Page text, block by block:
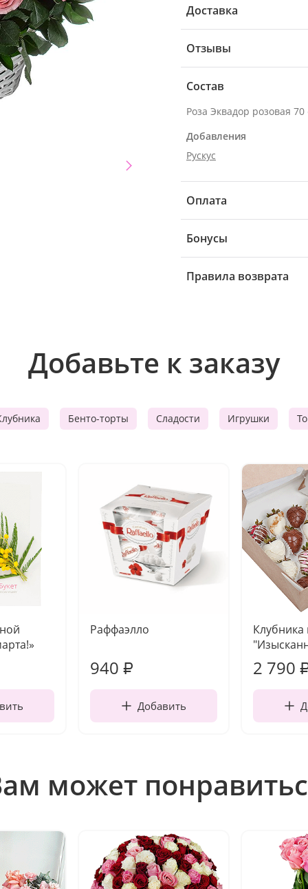
Доставка
Отзывы
Состав
Добавления
Рускус
Оплата
Бонусы
Правила возврата
Добавьте к заказу
Бенто-торты Сладости Игрушки
Раффаэлло
940 ₽
Добавить
2 790
может